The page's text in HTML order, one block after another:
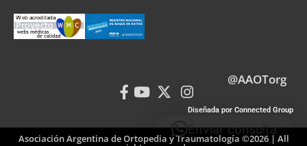
@AAOTorg
Diseñada por Connected Group
Asociación Argentina de Ortopedia y Traumatología ©2026 | All
Enviar consulta